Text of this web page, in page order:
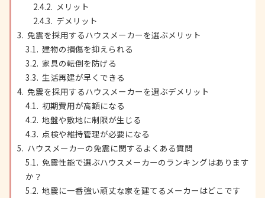
メリット
デメリット
免震を採用するハウスメーカーを選ぶメリット
建物の損傷を抑えられる
家具の転倒を防げる
生活再建が早くできる
免震を採用するハウスメーカーを選ぶデメリット
初期費用が高額になる
地盤や敷地に制限が生じる
点検や維持管理が必要になる
ハウスメーカーの免震に関するよくある質問
免震性能で選ぶハウスメーカーのランキングはあります
か？
地震に一番強い頑丈な家を建てるメーカーはどこです